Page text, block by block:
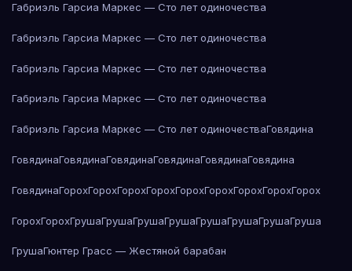
Габриэль Гарсиа Маркес — Сто лет одиночества
Габриэль Гарсиа Маркес — Сто лет одиночества
Габриэль Гарсиа Маркес — Сто лет одиночества
Габриэль Гарсиа Маркес — Сто лет одиночества
Габриэль Гарсиа Маркес — Сто лет одиночестваГовядина
ГовядинаГовядинаГовядинаГовядинаГовядинаГовядина
ГовядинаГорохГорохГорохГорохГорохГорохГорохГорохГорох
ГорохГорохГрушаГрушаГрушаГрушаГрушаГрушаГрушаГруша
ГрушаГюнтер Грасс — Жестяной барабан